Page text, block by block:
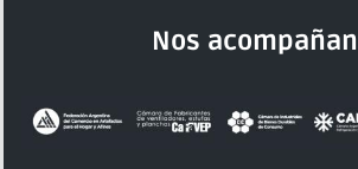
Nos acompañan